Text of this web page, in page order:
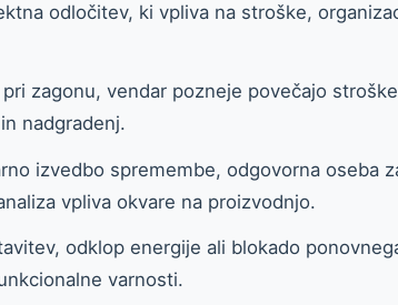
odločitev, ki vpliva na stroške,
zagonu, vendar pozneje povečajo stroške
nadgradenj.
izvedbo spremembe, odgovorna oseba
vpliva okvare na proizvodnjo.
odklop energije ali blokado
varnosti.